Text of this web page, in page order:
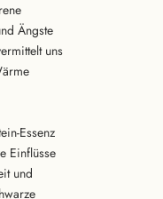
Ängste
uns
Essenz
Einflüsse
und